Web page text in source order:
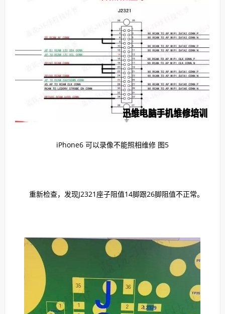
iPhone6 可以录像不能照相维修 图5
重新检查，发现J2321座子阻值14脚跟26脚阻值不正常。